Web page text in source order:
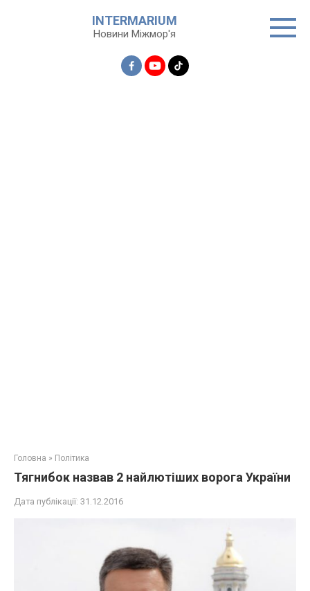
INTERMARIUM
Новини Міжмор'я
Головна » Політика
Тягнибок назвав 2 найлютіших ворога України
Дата публікації: 31.12.2016